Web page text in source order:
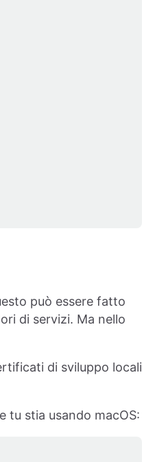
può essere fatto
di servizi. Ma nello
di sviluppo locali
tu stia usando macOS: